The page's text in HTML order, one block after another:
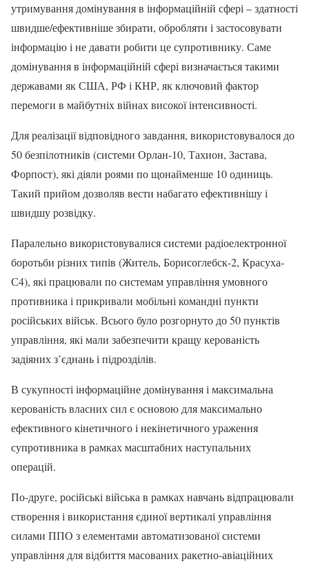
утримування домінування в інформаційній сфері – здатності
швидше/ефективніше збирати, обробляти і застосовувати
інформацію і не давати робити це супротивнику. Саме
домінування в інформаційній сфері визначається такими
державами як США, РФ і КНР, як ключовий фактор
перемоги в майбутніх війнах високої інтенсивності.
Для реалізації відповідного завдання, використовувалося до
50 безпілотників (системи Орлан-10, Тахион, Застава,
Форпост), які діяли роями по щонайменше 10 одиниць.
Такий прийом дозволяв вести набагато ефективнішу і
швидшу розвідку.
Паралельно використовувалися системи радіоелектронної
боротьби різних типів (Житель, Борисоглебск-2, Красуха-
С4), які працювали по системам управління умовного
противника і прикривали мобільні командні пункти
російських військ. Всього було розгорнуто до 50 пунктів
управління, які мали забезпечити кращу керованість
задіяних з’єднань і підрозділів.
В сукупності інформаційне домінування і максимальна
керованість власних сил є основою для максимально
ефективного кінетичного і некінетичного ураження
супротивника в рамках масштабних наступальних
операцій.
По-друге, російські війська в рамках навчань відпрацювали
створення і використання єдиної вертикалі управління
силами ППО з елементами автоматизованої системи
управління для відбиття масованих ракетно-авіаційних